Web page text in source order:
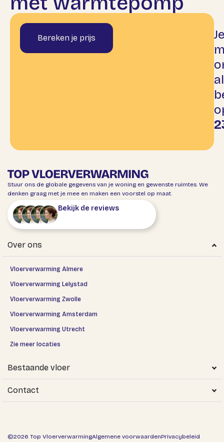
Bereken je prijs
Stuur ons de globale gegevens van je woning en gewenste ruimtes. We
denken graag met je mee en maken een voorstel op maat.
Bekijk de reviews
Over ons
Vloerverwarming Almere
Vloerverwarming Lelystad
Vloerverwarming Zwolle
Vloerverwarming Amsterdam
Vloerverwarming Utrecht
Zie meer locaties
Bestaande vloer
Contact
©2026 Top VloerverwarmingAlgemene voorwaardenPrivacybeleid